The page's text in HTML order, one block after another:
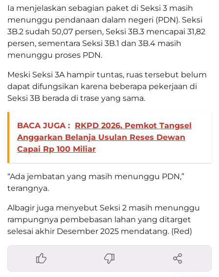
Ia menjelaskan sebagian paket di Seksi 3 masih
menunggu pendanaan dalam negeri (PDN). Seksi
3B.2 sudah 50,07 persen, Seksi 3B.3 mencapai 31,82
persen, sementara Seksi 3B.1 dan 3B.4 masih
menunggu proses PDN.
Meski Seksi 3A hampir tuntas, ruas tersebut belum
dapat difungsikan karena beberapa pekerjaan di
Seksi 3B berada di trase yang sama.
BACA JUGA : RKPD 2026, Pemkot Tangsel
Anggarkan Belanja Usulan Reses Dewan
Capai Rp 100 Miliar
“Ada jembatan yang masih menunggu PDN,”
terangnya.
Albagir juga menyebut Seksi 2 masih menunggu
rampungnya pembebasan lahan yang ditarget
selesai akhir Desember 2025 mendatang. (Red)